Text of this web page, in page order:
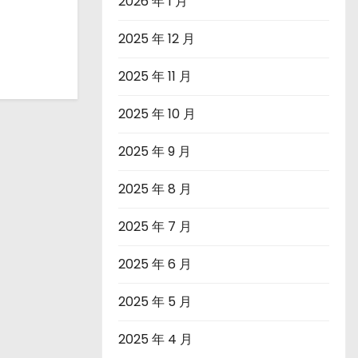
2025 年 12 月
2025 年 11 月
2025 年 10 月
2025 年 9 月
2025 年 8 月
2025 年 7 月
2025 年 6 月
2025 年 5 月
2025 年 4 月